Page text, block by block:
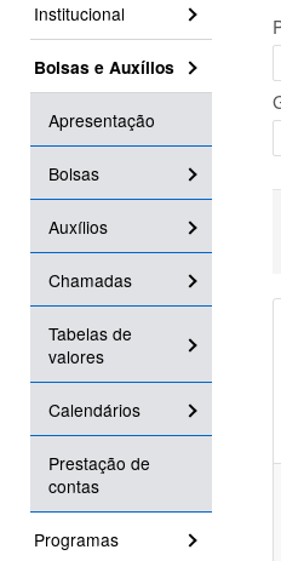
Institucional
Bolsas e Auxílios
Apresentação
Bolsas
Auxílios
Chamadas
Tabelas de
valores
Calendários
Prestação de
contas
Programas